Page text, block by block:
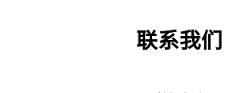
联系我们